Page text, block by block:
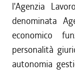
l'Agenzia
denominata
economico
personalità
autonomia